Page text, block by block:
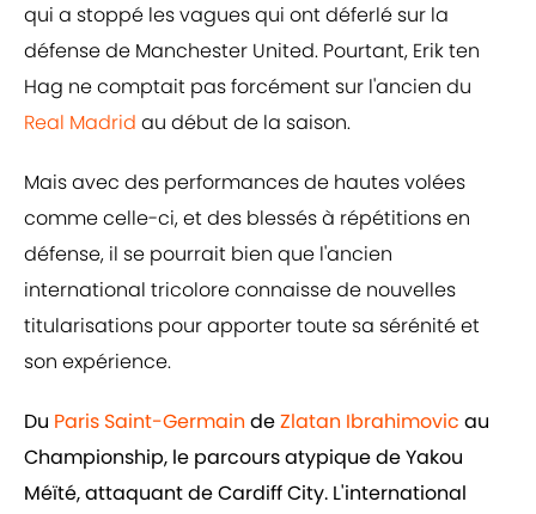
qui a stoppé les vagues qui ont déferlé sur la
défense de Manchester United. Pourtant, Erik ten
Hag ne comptait pas forcément sur l'ancien du
Real Madrid au début de la saison.
Mais avec des performances de hautes volées
comme celle-ci, et des blessés à répétitions en
défense, il se pourrait bien que l'ancien
international tricolore connaisse de nouvelles
titularisations pour apporter toute sa sérénité et
son expérience.
Du Paris Saint-Germain deZlatan Ibrahimovic au
Championship, le parcours atypique de Yakou
Méïté, attaquant de Cardiff City. L'international